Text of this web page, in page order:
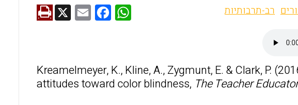
W
h
s
A
p
F
a
o
o
E
m
X רב-תרבותיות
Kreamelmeyer, K., Kline, A., Zygmunt, E. & Clark, P.
attitudes toward color blindness, The Teacher Educator